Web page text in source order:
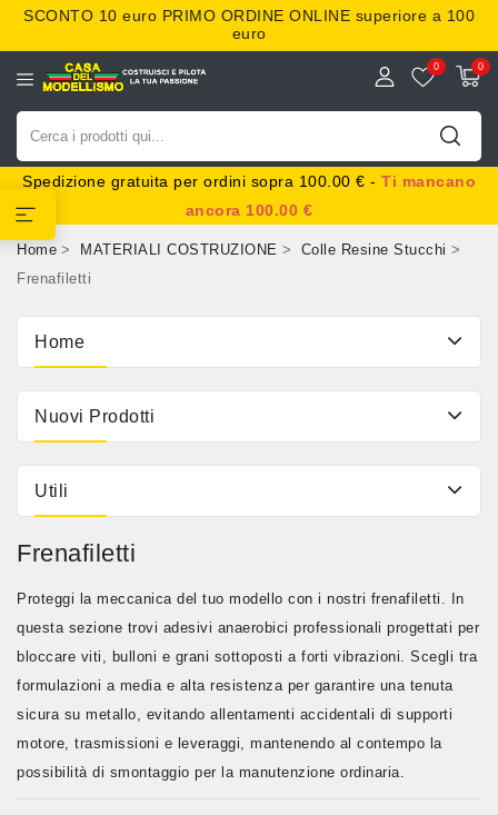
SCONTO 10 euro PRIMO ORDINE ONLINE superiore a 100
euro
0
0
Spedizione gratuita per ordini sopra 100.00 € - Ti mancano
ancora 100.00 €
Home MATERIALI COSTRUZIONE
Colle Resine Stucchi
Frenafiletti
Home
Nuovi Prodotti
Utili
Frenafiletti
Proteggi la meccanica del tuo modello con i nostri frenafiletti . In
questa sezione trovi adesivi anaerobici professionali progettati per
bloccare viti, bulloni e grani sottoposti a forti vibrazioni. Scegli tra
formulazioni a media e alta resistenzaper garantire una tenuta
sicura su metallo, evitando allentamenti accidentali di supporti
motore, trasmissioni e leveraggi, mantenendo al contempo la
possibilità di smontaggio per la manutenzione ordinaria.